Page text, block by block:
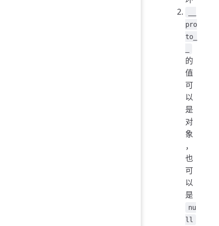
pro
to_
的
值
可
以
是
对
象
，
也
可
以
是
nu
ll